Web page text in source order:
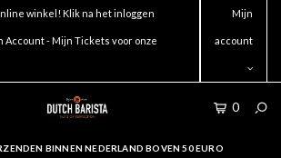
winkel! Klik na het inloggen
Account - Mijn Tickets voor onze
Mijn
account
0
BINNEN NEDERLAND BOVEN 50 EURO